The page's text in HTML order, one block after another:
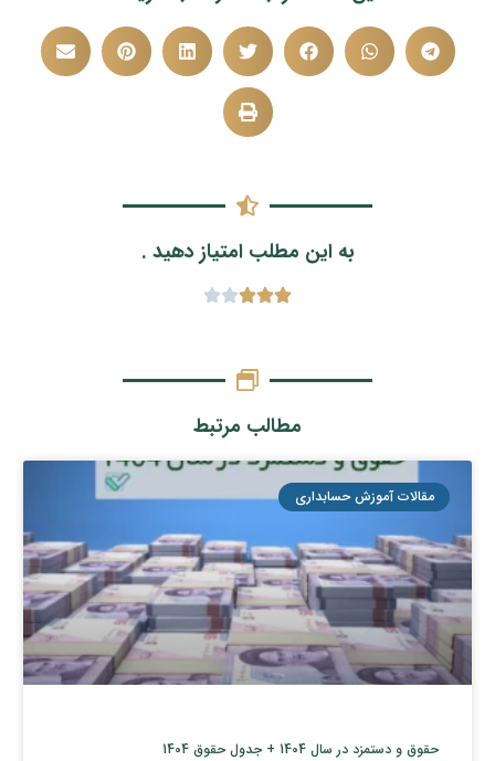
به این مطلب امتیاز دهید .
مطالب مرتبط
مقالات آموزش حسابداری
حقوق و دستمزد در سال 1404 + جدول حقوق 1404